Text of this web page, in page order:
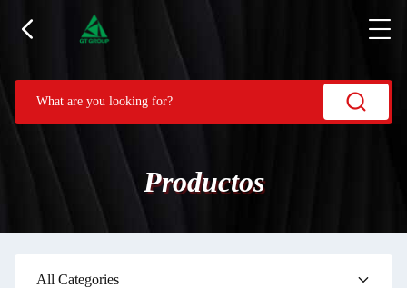
Productos
All Categories